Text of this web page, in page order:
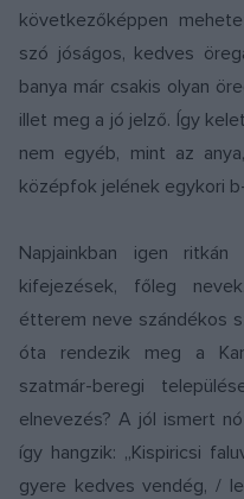
következőképpen
szó jóságos, kedves
banya már csakis olyan
illet meg a jó jelző. Így
nem egyéb, mint az
középfok jelének egykori
Napjainkban igen
kifejezések, főleg
étterem neve szándékos
óta rendezik meg a
szatmár-beregi
elnevezés? A jól ismert
így hangzik: „Kispiricsi
gyere kedves vendég, /